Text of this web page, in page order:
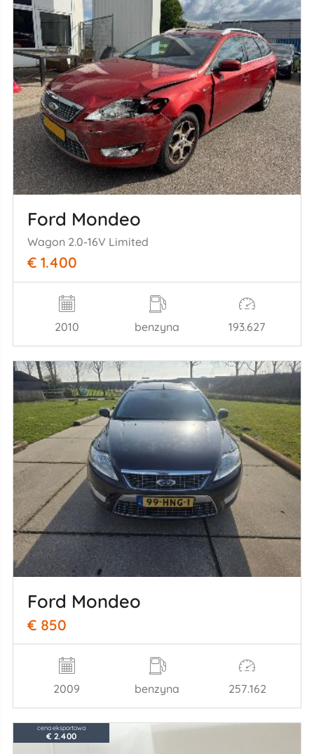
Ford Mondeo
Wagon 2.0-16V Limited
€ 1.400
2010 benzyna 193.627
Ford Mondeo
€ 850
2009 benzyna 257.162
cena eksportowa
€ 2.400